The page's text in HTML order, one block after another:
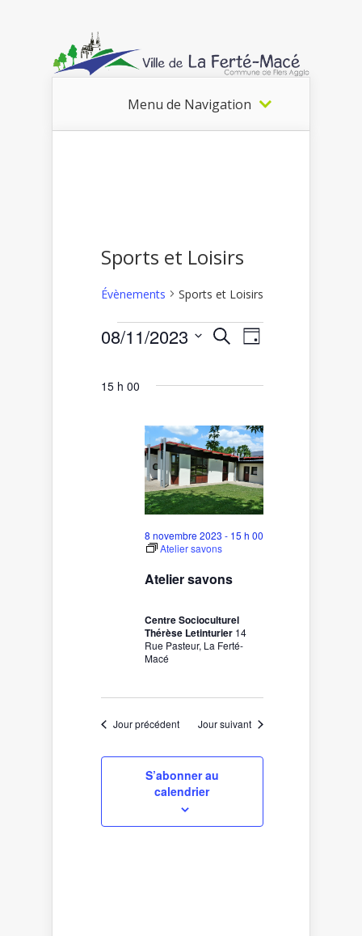
Menu de Navigation
Sports et Loisirs
Évènements Sports et Loisirs
Évènements
8
Recherche
de
Évènements
RechercheNavigation
de
Évènement
Jour
08/11/2023
date.
15 h 00
Atelier savons
8 novembre 2023 - 15 h 00
Atelier savons
Centre Socioculturel
Thérèse Letinturier 14
Rue Pasteur, La Ferté-
Macé
Jour précédent Jour suivant
S’abonner au
calendrier